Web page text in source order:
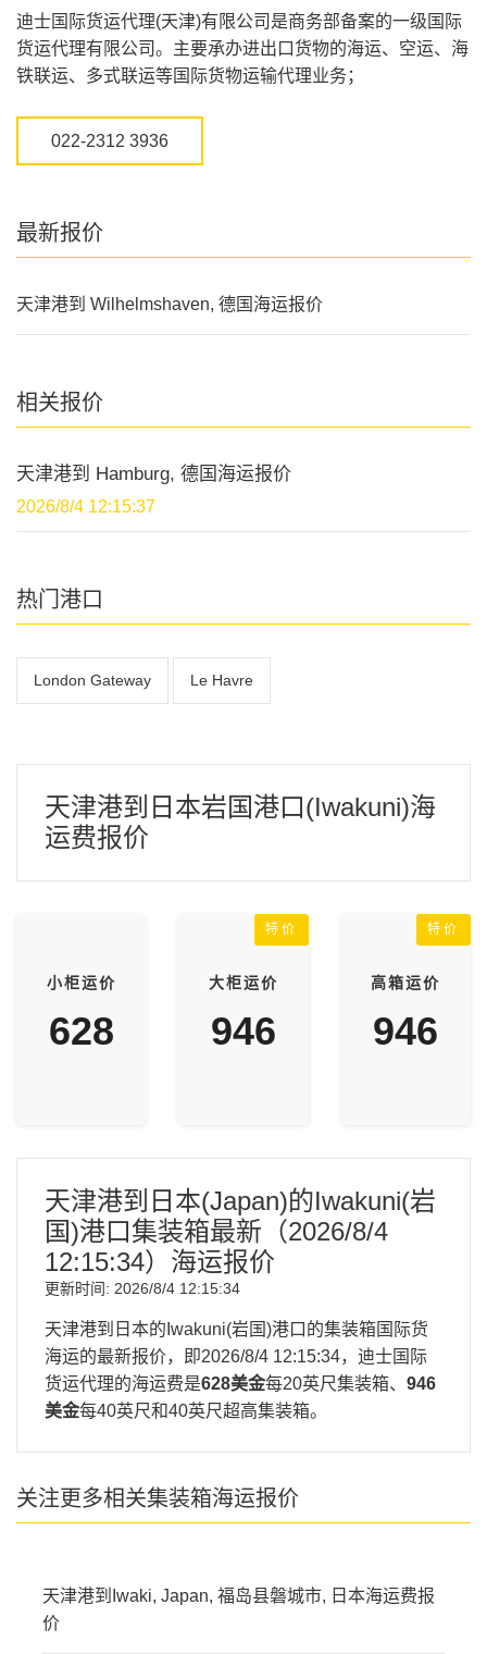
迪士国际货运代理(天津)有限公司是商务部备案的一级国际
货运代理有限公司。主要承办进出口货物的海运、空运、海
铁联运、多式联运等国际货物运输代理业务；
022-2312 3936
最新报价
天津港到 Wilhelmshaven, 德国海运报价
相关报价
天津港到 Hamburg, 德国海运报价
2026/8/4 12:15:37
热门港口
London Gateway Le Havre
天津港到日本岩国港口(Iwakuni)海
运费报价
小柜运价
628
特价
大柜运价
946
特价
高箱运价
946
天津港到日本(Japan)的Iwakuni(岩
国)港口集装箱最新（2026/8/4
12:15:34）海运报价
更新时间: 2026/8/4 12:15:34
天津港到日本的Iwakuni(岩国)港口的集装箱国际货
海运的最新报价，即2026/8/4 12:15:34，迪士国际
货运代理的海运费是628美金每20英尺集装箱、 946
美金每40英尺和40英尺超高集装箱。
关注更多相关集装箱海运报价
天津港到Iwaki, Japan, 福岛县磐城市, 日本海运费报
价